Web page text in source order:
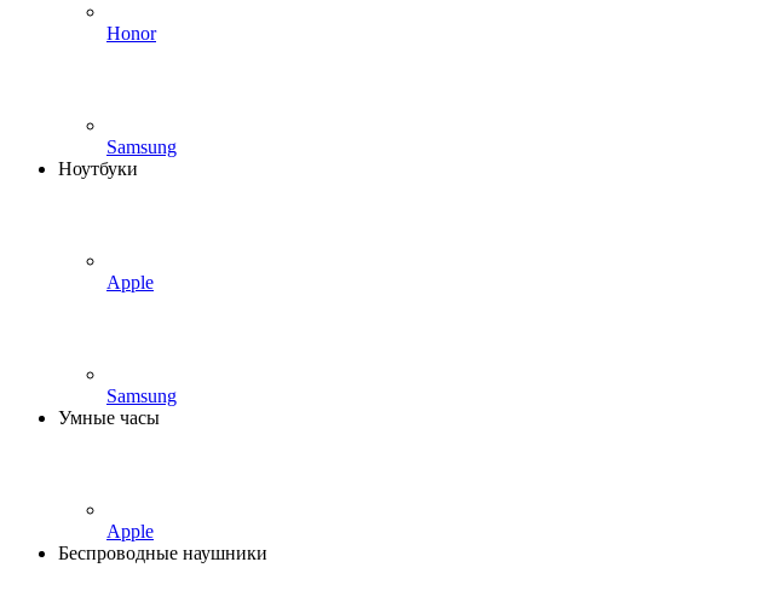
Honor
Samsung
Ноутбуки
Apple
Samsung
Умные часы
Apple
Беспроводные наушники